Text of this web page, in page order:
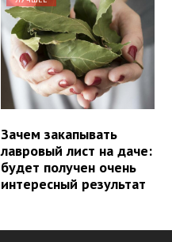
Зачем закапывать
лавровый лист на даче:
будет получен очень
интересный результат